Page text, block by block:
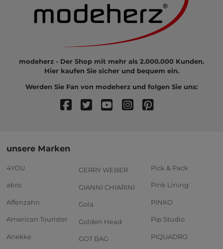
modeherz - Der Shop mit mehr als 2.000.000 Kunden.
Hier kaufen Sie sicher und bequem ein.
Werden Sie Fan von modeherz und folgen Sie uns:
unsere Marken
4YOU
abro
Affenzahn
American Tourister
Anekke
GERRY WEBER
GIANNI CHIARINI
Gola
Golden Head
GOT BAG
Pick & Pack
Pink Lining
PINKO
Pip Studio
PIQUADRO